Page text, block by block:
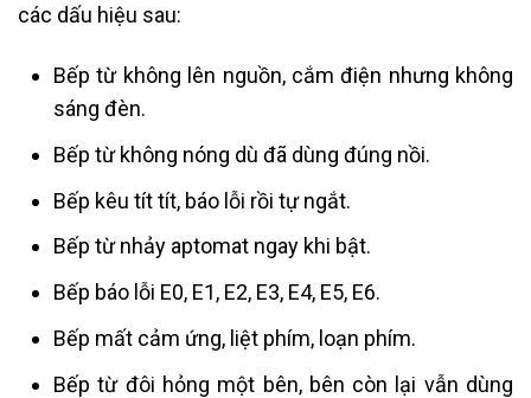
các dấu hiệu sau:
Bếp từ không lên nguồn, cắm điện nhưng không
sáng đèn.
Bếp từ không nóng dù đã dùng đúng nồi.
Bếp kêu tít tít, báo lỗi rồi tự ngắt.
Bếp từ nhảy aptomat ngay khi bật.
Bếp báo lỗi E0, E1, E2, E3, E4, E5, E6.
Bếp mất cảm ứng, liệt phím, loạn phím.
Bếp từ đôi hỏng một bên, bên còn lại vẫn dùng